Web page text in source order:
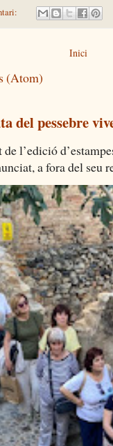
Inici
(Atom)
del pessebre
l’edició
a fora del seu